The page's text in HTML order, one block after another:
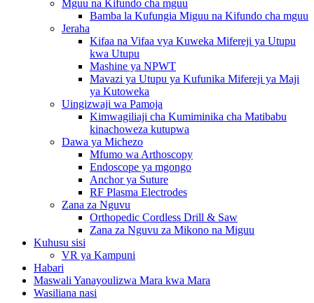
Mguu na Kifundo cha mguu
Bamba la Kufungia Miguu na Kifundo cha mguu
Jeraha
Kifaa na Vifaa vya Kuweka Mifereji ya Utupu
kwa Utupu
Mashine ya NPWT
Mavazi ya Utupu ya Kufunika Mifereji ya Maji
ya Kutoweka
Uingizwaji wa Pamoja
Kimwagiliaji cha Kumiminika cha Matibabu
kinachoweza kutupwa
Dawa ya Michezo
Mfumo wa Arthoscopy
Endoscope ya mgongo
Anchor ya Suture
RF Plasma Electrodes
Zana za Nguvu
Orthopedic Cordless Drill & Saw
Zana za Nguvu za Mikono na Miguu
Kuhusu sisi
VR ya Kampuni
Habari
Maswali Yanayoulizwa Mara kwa Mara
Wasiliana nasi